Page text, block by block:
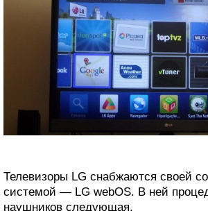
Телевизоры LG снабжаются своей
системой — LG webOS. В ней
наушников следующая.